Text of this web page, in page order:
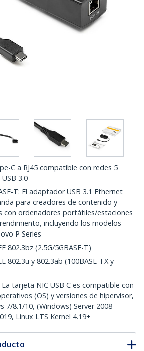
C a RJ45 compatible con redes 5
3.0
T: El adaptador USB 3.1 Ethernet
para creadores de contenido y
con ordenadores portátiles/estaciones
incluyendo los modelos
P Series
802.3bz (2.5G/5GBASE-T)
802.3u y 802.3ab (100BASE-TX y
La tarjeta NIC USB C es compatible con
(OS) y versiones de hipervisor,
7/8.1/10, (Windows) Server 2008
Linux LTS Kernel 4.19+